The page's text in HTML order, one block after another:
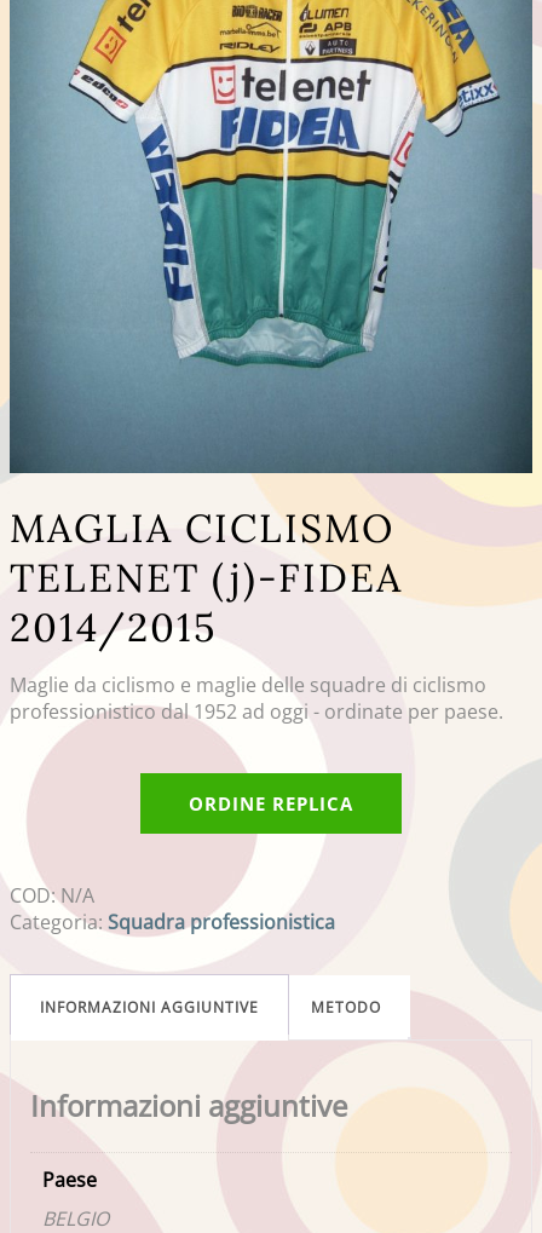
MAGLIA CICLISMO
TELENET (j)-FIDEA
2014/2015
Maglie da ciclismo e maglie delle squadre di ciclismo
professionistico dal 1952 ad oggi - ordinate per paese.
ORDINE REPLICA
COD:N/A
Categoria: Squadra professionistica
INFORMAZIONI AGGIUNTIVE METODO
Informazioni aggiuntive
Paese
BELGIO